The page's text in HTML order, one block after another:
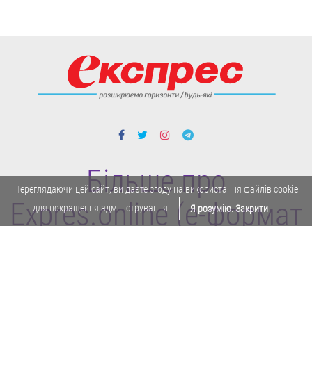
Більше про
Expres.online (e-формат
Переглядаючи цей сайт, ви даєте згоду на використання файлів cookie
для покращення адміністрування.
Я розумію. Закрити